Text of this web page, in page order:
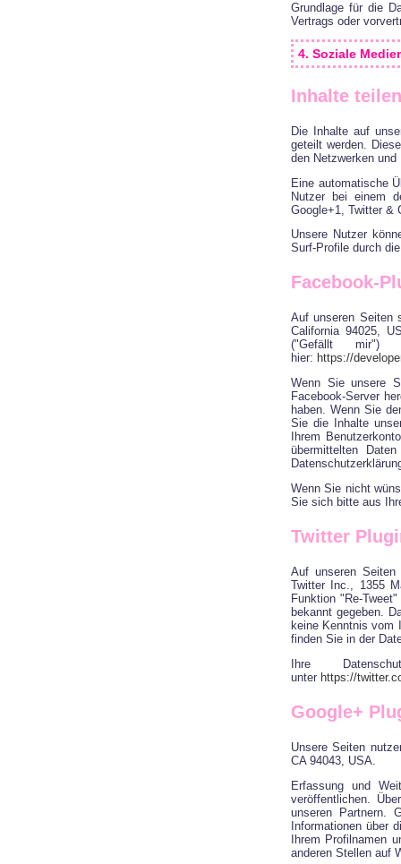
Grundlage für die
Vertrags oder
4. Soziale
Inhalte
Die Inhalte auf
geteilt werden.
den Netzwerken
Eine automatische
Nutzer bei einem
Google+1, Twitter &
Unsere Nutzer
Surf-Profile durch
Facebook-
Auf unseren Seiten
California 94025,
("Gefällt mir")
hier: https://
Wenn Sie unsere
Facebook-Server
haben. Wenn Sie
Sie die Inhalte
Ihrem
übermittelten
Wenn Sie nicht
Sie sich bitte aus
Twitter
Auf unseren Seiten
Twitter Inc., 1355
Funktion "Re-
bekannt gegeben.
keine Kenntnis vom
finden Sie in der
Ihre
unter https://
Google+
Unsere Seiten
CA 94043, USA.
Erfassung und
veröffentlichen.
unseren Partnern.
Informationen über
Ihrem Profilnamen
anderen Stellen auf